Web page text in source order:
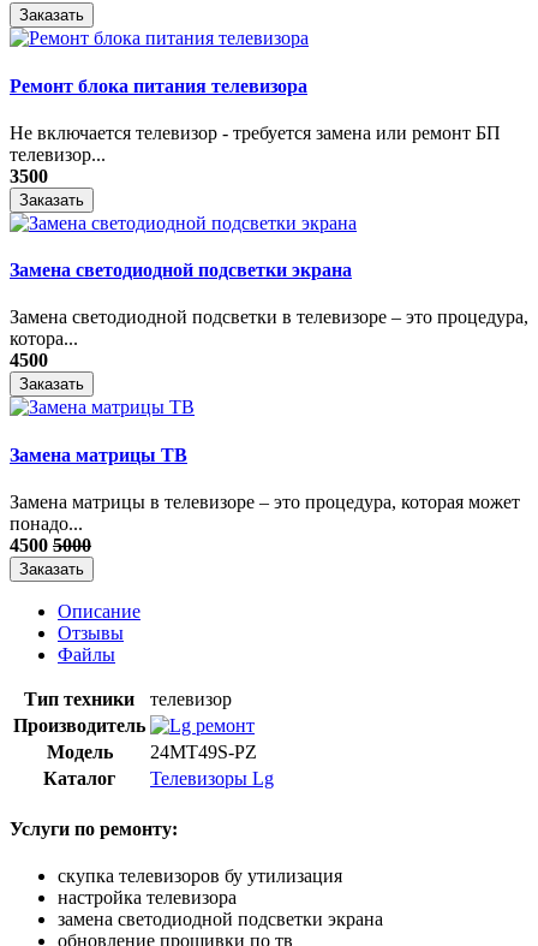
Заказать
Ремонт блока питания телевизора
Не включается телевизор - требуется замена или ремонт БП
телевизор...
3500
Заказать
Замена светодиодной подсветки экрана
Замена светодиодной подсветки в телевизоре – это процедура,
котора...
4500
Заказать
Замена матрицы ТВ
​Замена матрицы в телевизоре – это процедура, которая может
понадо...
4500 5000
Заказать
Описание
Отзывы
Файлы
Тип техники
телевизор
Производитель
Модель
24MT49S-PZ
Каталог
Телевизоры Lg
Услуги по ремонту:
скупка телевизоров бу утилизация
настройка телевизора
замена светодиодной подсветки экрана
обновление прошивки по тв